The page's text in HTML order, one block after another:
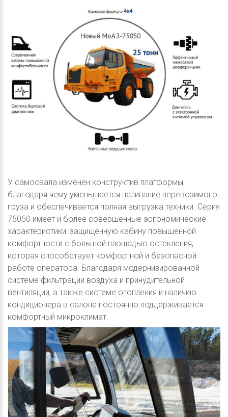
У самосвала изменен конструктив платформы,
благодаря чему уменьшается налипание перевозимого
груза и обеспечивается полная выгрузка техники. Серия
75050 имеет и более совершенные эргономические
характеристики: защищенную кабину повышенной
комфортности с большой площадью остекления,
которая способствует комфортной и безопасной
работе оператора. Благодаря модернизированной
системе фильтрации воздуха и принудительной
вентиляции, а также системе отопления и наличию
кондиционера в салоне постоянно поддерживается
комфортный микроклимат.